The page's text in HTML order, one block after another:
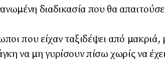
διαδικασία που θα
που είχαν ταξιδέψει από μακριά,
να μη γυρίσουν πίσω χωρίς να έχει